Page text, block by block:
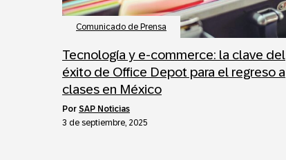
Comunicado de Prensa
Tecnología y e-commerce: la clave del
éxito de Office Depot para el regreso a
clases en México
por SAP Noticias
3 de septiembre, 2025